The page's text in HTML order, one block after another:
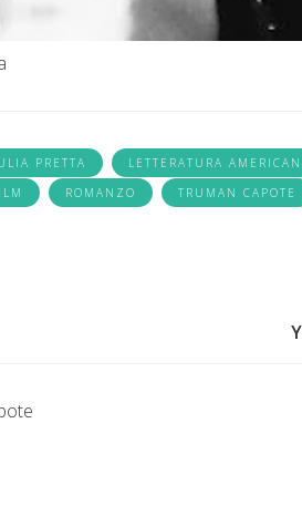
PRETTA
LETTERATURA
ROMANZO TRUMAN CAPOTE